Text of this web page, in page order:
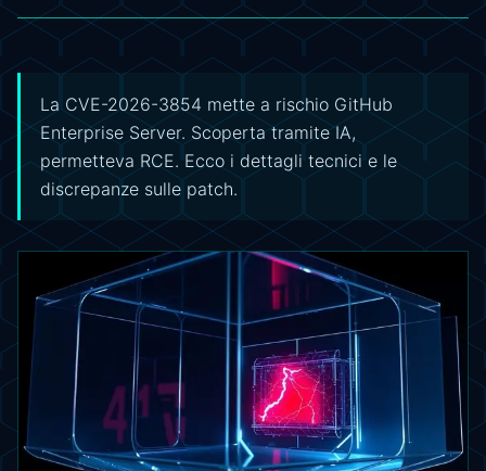
La CVE-2026-3854 mette a rischio GitHub
Enterprise Server. Scoperta tramite IA,
permetteva RCE. Ecco i dettagli tecnici e le
discrepanze sulle patch.